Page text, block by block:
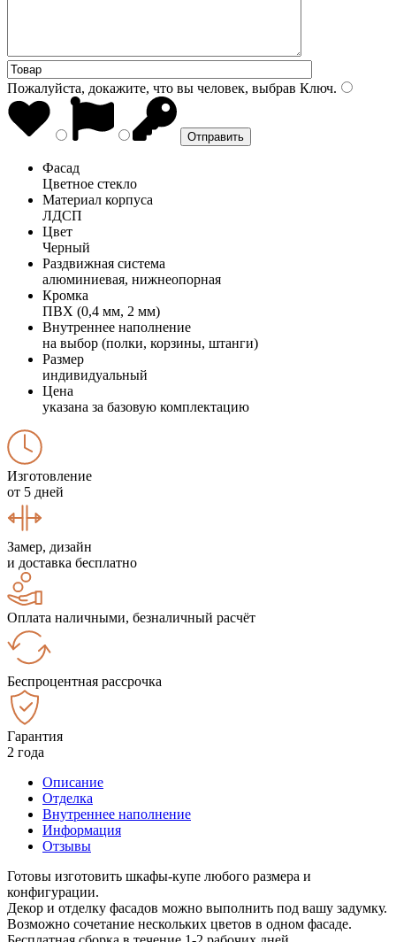
Пожалуйста, докажите, что вы человек, выбрав Ключ.
Фасад
Цветное стекло
Материал корпуса
ЛДСП
Цвет
Черный
Раздвижная система
алюминиевая, нижнеопорная
Кромка
ПВХ (0,4 мм, 2 мм)
Внутреннее наполнение
на выбор (полки, корзины, штанги)
Размер
индивидуальный
Цена
указана за базовую комплектацию
Изготовление
от 5 дней
Замер, дизайн
и доставка бесплатно
Оплата наличными, безналичный расчёт
Беспроцентная рассрочка
Гарантия
2 года
Описание
Отделка
Внутреннее наполнение
Информация
Отзывы
Готовы изготовить шкафы-купе любого размера и
конфигурации.
Декор и отделку фасадов можно выполнить под вашу задумку.
Возможно сочетание нескольких цветов в одном фасаде.